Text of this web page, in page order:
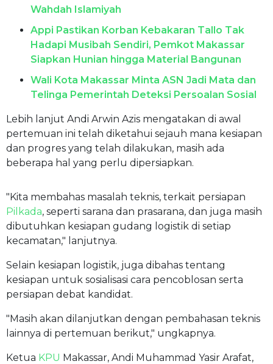
Wahdah Islamiyah
Appi Pastikan Korban Kebakaran Tallo Tak
Hadapi Musibah Sendiri, Pemkot Makassar
Siapkan Hunian hingga Material Bangunan
Wali Kota Makassar Minta ASN Jadi Mata dan
Telinga Pemerintah Deteksi Persoalan Sosial
Lebih lanjut Andi Arwin Azis mengatakan di awal
pertemuan ini telah diketahui sejauh mana kesiapan
dan progres yang telah dilakukan, masih ada
beberapa hal yang perlu dipersiapkan.
"Kita membahas masalah teknis, terkait persiapan
Pilkada, seperti sarana dan prasarana, dan juga masih
dibutuhkan kesiapan gudang logistik di setiap
kecamatan," lanjutnya.
Selain kesiapan logistik, juga dibahas tentang
kesiapan untuk sosialisasi cara pencoblosan serta
persiapan debat kandidat.
"Masih akan dilanjutkan dengan pembahasan teknis
lainnya di pertemuan berikut," ungkapnya.
Ketua KPU Makassar, Andi Muhammad Yasir Arafat,